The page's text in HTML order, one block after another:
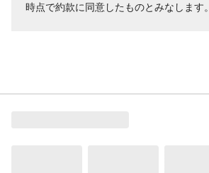
時点で約款に同意したものとみなします。